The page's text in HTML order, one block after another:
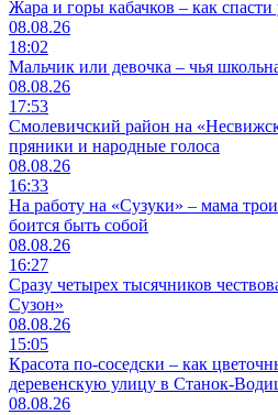
Жара и горы кабачков – как спасти
08.08.26
18:02
Мальчик или девочка – чья
08.08.26
17:53
Смолевичский район на
пряники и народные голоса
08.08.26
16:33
На работу на «Сузуки» – мама
боится быть собой
08.08.26
16:27
Сразу четырех тысячников
Сузон»
08.08.26
15:05
Красота по-соседски – как
деревенскую улицу в Станок-
08.08.26